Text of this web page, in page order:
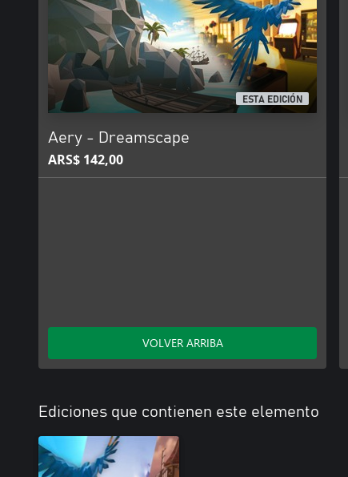
ESTA EDICIÓN
Aery - Dreamscape
ARS$ 142,00
VOLVER ARRIBA
Ediciones que contienen este elemento